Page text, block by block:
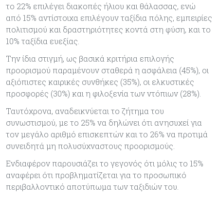
το 22% επιλέγει διακοπές ήλιου και θάλασσας, ενώ
από 15% αντίστοιχα επιλέγουν ταξίδια πόλης, εμπειρίες
πολιτισμού και δραστηριότητες κοντά στη φύση, και το
10% ταξίδια ευεξίας.
Την ίδια στιγμή, ως βασικά κριτήρια επιλογής
προορισμού παραμένουν σταθερά η ασφάλεια (45%), οι
αξιόπιστες καιρικές συνθήκες (35%), οι ελκυστικές
προσφορές (30%) και η φιλοξενία των ντόπιων (28%).
Ταυτόχρονα, αναδεικνύεται το ζήτημα του
συνωστισμού, με το 25% να δηλώνει ότι ανησυχεί για
τον μεγάλο αριθμό επισκεπτών και το 26% να προτιμά
συνειδητά μη πολυσύχναστους προορισμούς.
Ενδιαφέρον παρουσιάζει το γεγονός ότι μόλις το 15%
αναφέρει ότι προβληματίζεται για το προσωπικό
περιβαλλοντικό αποτύπωμα των ταξιδιών του.